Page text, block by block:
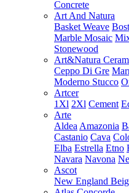
Concrete
Art And Natura
Basket Weave
Marble Mosaic
Stonewood
Art&Natura
Ceppo Di Gre
Moderno Stucco
Artcer
1Xl 2Xl Cement
Arte
Aldea Amazonia
Castanio Cava
Elba Estrella Etno
Navara Navona
Ascot
New England